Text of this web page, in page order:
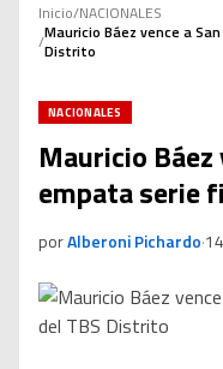
Inicio/NACIONALES
/Mauricio Báez vence a
Distrito
NACIONALES
Mauricio Báez
empata serie
porAlberoni Pichardo·